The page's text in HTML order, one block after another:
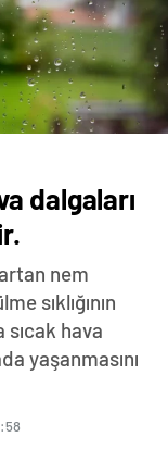
dalgaları
nem
sıklığının
sıcak hava
yaşanmasını